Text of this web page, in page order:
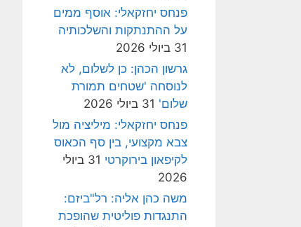
פנחס יחזקאלי: אוסף ממים
על ההתנתקות והשלכותיה
31 ביולי 2026
גרשון הכהן: כן לשלום, לא
לנוסחה 'שטחים תמורת
שלום' 31 ביולי 2026
פנחס יחזקאלי: מיליציה מול
צבא מקצועי, בין סף הכאוס
לקיפאון בירוקרטי
31 ביולי
2026
משה כהן אליה: רל"ביזם:
התנגדות פוליטית שהופכת